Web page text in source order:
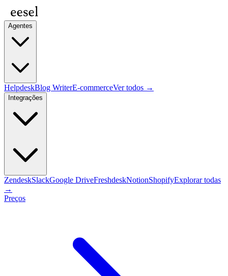
Agentes
HelpdeskBlog WriterE-commerceVer todos →
Integrações
ZendeskSlackGoogle DriveFreshdeskNotionShopifyExplorar todas
→
Preços